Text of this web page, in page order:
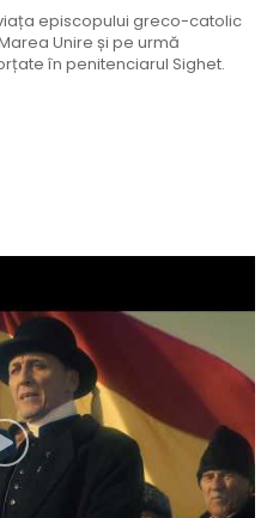
episcopului greco-catolic
Unire și pe urmă
în penitenciarul Sighet.